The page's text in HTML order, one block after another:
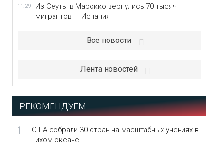
11:29
Из Сеуты в Марокко вернулись 70 тысяч
мигрантов — Испания
Все новости
Лента новостей
РЕКОМЕНДУЕМ
1
США собрали 30 стран на масштабных учениях в
Тихом океане